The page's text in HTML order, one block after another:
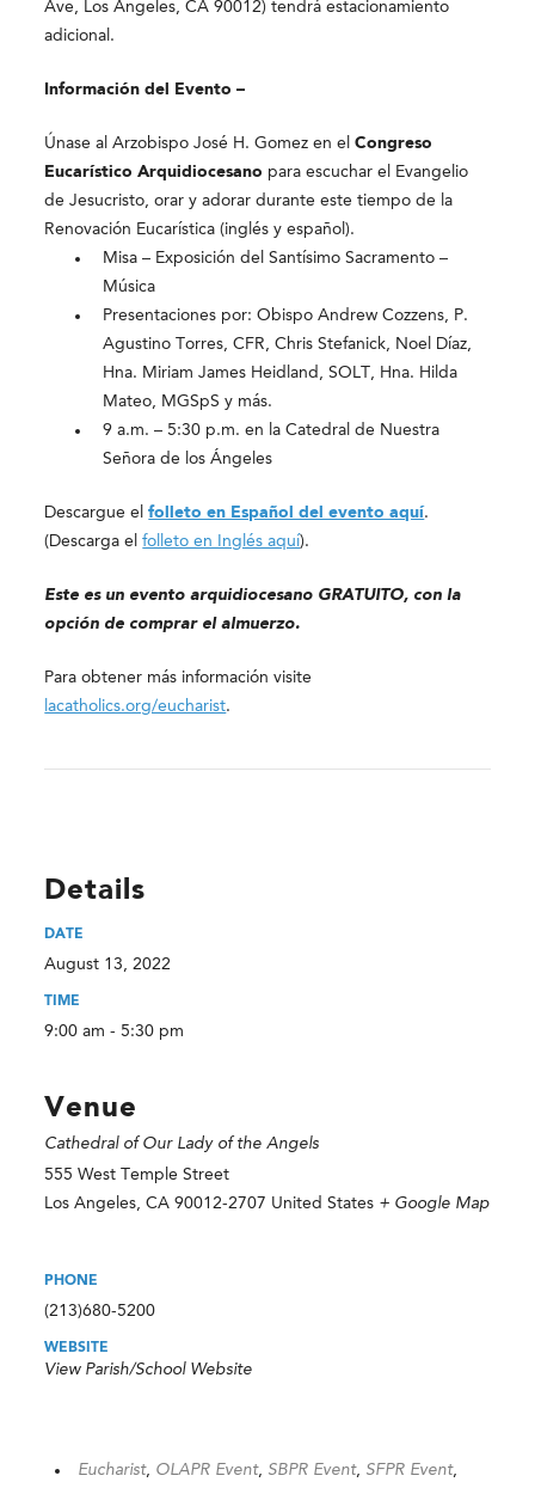
Ave, Los Angeles, CA 90012) tendrá estacionamiento
adicional.
Información del Evento –
Únase al Arzobispo José H. Gomez en elCongreso
Eucarístico Arquidiocesano para escuchar el Evangelio
de Jesucristo, orar y adorar durante este tiempo de la
Renovación Eucarística (inglés y español).
Misa – Exposición del Santísimo Sacramento –
Música
Presentaciones por: Obispo Andrew Cozzens, P.
Agustino Torres, CFR, Chris Stefanick, Noel Díaz,
Hna. Miriam James Heidland, SOLT, Hna. Hilda
Mateo, MGSpS y más.
9 a.m. – 5:30 p.m. en la Catedral de Nuestra
Señora de los Ángeles
Descargue elfolleto en Español del evento aquí.
(Descarga elfolleto en Inglés aquí).
Este es un evento arquidiocesano GRATUITO, con la
opción de comprar el almuerzo.
Para obtener más información visite
lacatholics.org/eucharist.
Details
DATE
August 13, 2022
TIME
9:00 am - 5:30 pm
Venue
Cathedral of Our Lady of the Angels
555 West Temple Street
Los Angeles CA 90012-2707 United States + Google Map
PHONE
(213)680-5200
WEBSITE
View Parish/School Website
Eucharist, OLAPR Event, SBPR Event, SFPR Event,